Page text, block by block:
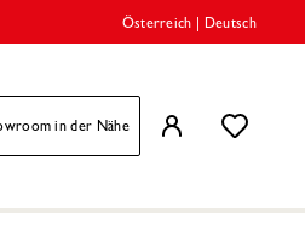
Österreich Deutsch
in der Nähe